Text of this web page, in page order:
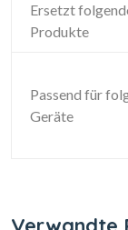
Ersetzt
Produkte
Passend für
Geräte